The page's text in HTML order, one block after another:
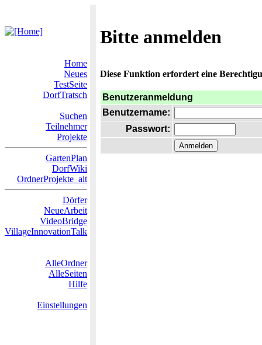
Bitte anmelden
Home
Neues
TestSeite
DorfTratsch
Suchen
Teilnehmer
Projekte
GartenPlan
DorfWiki
OrdnerProjekte_alt
Dörfer
NeueArbeit
VideoBridge
VillageInnovationTalk
AlleOrdner
AlleSeiten
Hilfe
Einstellungen
Diese Funktion erfordert eine
Benutzeranmeldung
Benutzername:
Passwort: